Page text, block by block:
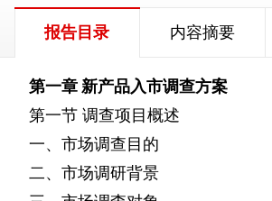
报告目录 内容摘要
第一章 新产品入市调查方案
第一节 调查项目概述
一、市场调查目的
二、市场调研背景